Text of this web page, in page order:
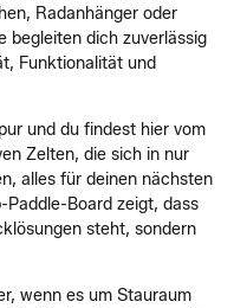
Radanhänger oder
begleiten dich zuverlässig
Funktionalität und
und du findest hier vom
Zelten, die sich in nur
alles für deinen nächsten
Paddle-Board zeigt, dass
steht, sondern
wenn es um Stauraum